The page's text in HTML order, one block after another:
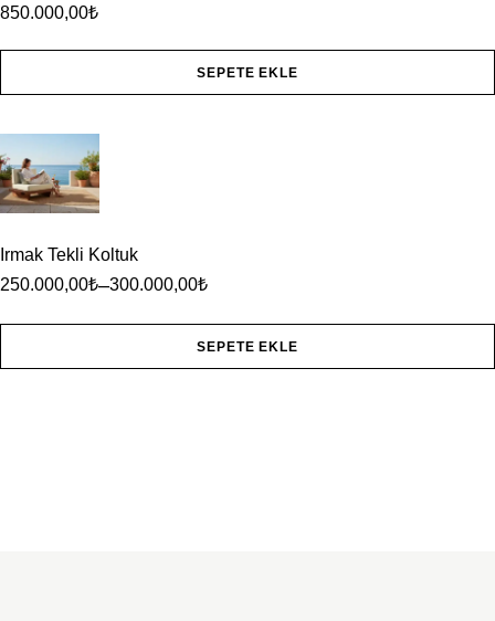
850.000,00₺
SEPETE EKLE
Irmak Tekli Koltuk
250.000,00₺–300.000,00₺
SEPETE EKLE